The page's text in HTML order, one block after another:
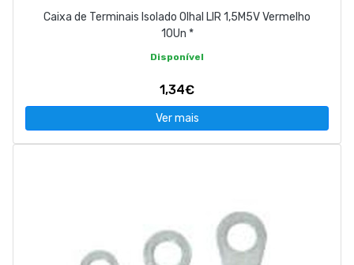
Caixa de Terminais Isolado Olhal LIR 1,5M5V Vermelho
10Un *
Disponível
1,34€
Ver mais